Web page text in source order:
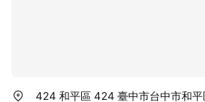
424 和平區 424 臺中市台中市和